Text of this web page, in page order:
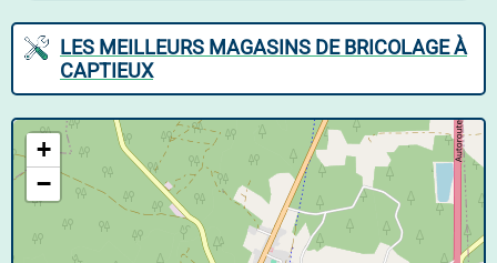
LES MEILLEURS MAGASINS DE BRICOLAGE À
CAPTIEUX
+
−